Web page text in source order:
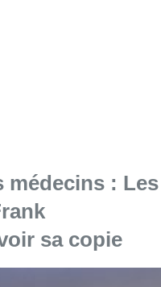
médecins : Les
sa copie